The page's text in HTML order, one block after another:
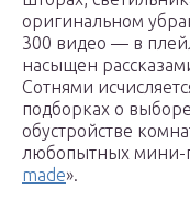
оригинальном
300 видео — в
насыщен
Сотнями
подборках о
обустройстве
любопытных мини-
made».